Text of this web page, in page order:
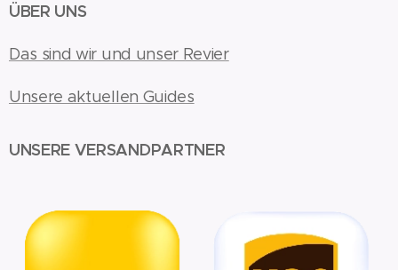
ÜBER UNS
Das sind wir und unser Revier
Unsere aktuellen Guides
UNSERE VERSANDPARTNER